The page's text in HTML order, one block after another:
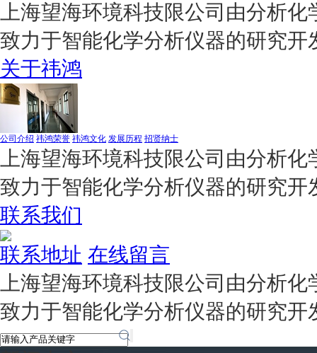
上海望海环境科技限公司由分析
致力于智能化学分析仪器的研究开
关于祎鸿
公司介绍 祎鸿荣誉 祎鸿文化 发展历程 招贤纳士
上海望海环境科技限公司由分析
致力于智能化学分析仪器的研究开
联系我们
联系地址 在线留言
上海望海环境科技限公司由分析
致力于智能化学分析仪器的研究开